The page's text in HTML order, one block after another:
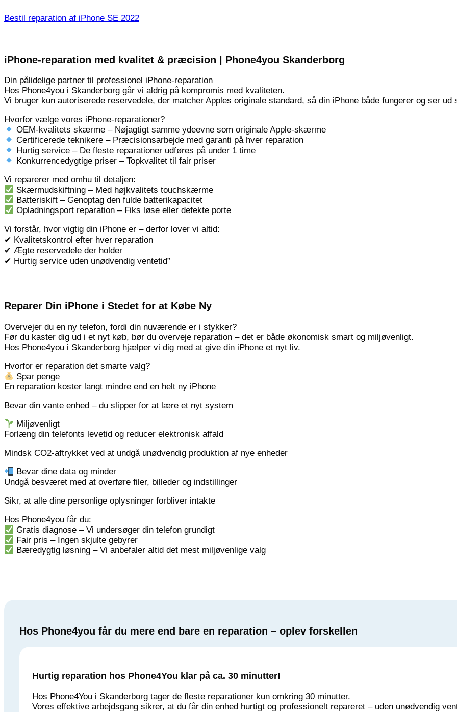
Bestil reparation af iPhone SE 2022
iPhone-reparation med kvalitet & præcision | Phone4you Skanderborg
Din pålidelige partner til professionel iPhone-reparation
Hos Phone4you i Skanderborg går vi aldrig på kompromis med kvaliteten.
Vi bruger kun autoriserede reservedele, der matcher Apples originale standard, så din iPhone både fungerer og ser ud
Hvorfor vælge vores iPhone-reparationer?
OEM-kvalitets skærme – Nøjagtigt samme ydeevne som originale Apple-skærme
Certificerede teknikere – Præcisionsarbejde med garanti på hver reparation
Hurtig service – De fleste reparationer udføres på under 1 time
Konkurrencedygtige priser – Topkvalitet til fair priser
Vi reparerer med omhu til detaljen:
Skærmudskiftning – Med højkvalitets touchskærme
Batteriskift – Genoptag den fulde batterikapacitet
Opladningsport reparation – Fiks løse eller defekte porte
Vi forstår, hvor vigtig din iPhone er – derfor lover vi altid:
✔ Kvalitetskontrol efter hver reparation
✔ Ægte reservedele der holder
✔ Hurtig service uden unødvendig ventetid”
Reparer Din iPhone i Stedet for at Købe Ny
Overvejer du en ny telefon, fordi din nuværende er i stykker?
Før du kaster dig ud i et nyt køb, bør du overveje reparation – det er både økonomisk smart og miljøvenligt.
Hos Phone4you i Skanderborg hjælper vi dig med at give din iPhone et nyt liv.
Hvorfor er reparation det smarte valg?
Spar penge
En reparation koster langt mindre end en helt ny iPhone
Bevar din vante enhed – du slipper for at lære et nyt system
Miljøvenligt
Forlæng din telefonts levetid og reducer elektronisk affald
Mindsk CO2-aftrykket ved at undgå unødvendig produktion af nye enheder
Bevar dine data og minder
Undgå besværet med at overføre filer, billeder og indstillinger
Sikr, at alle dine personlige oplysninger forbliver intakte
Hos Phone4you får du:
Gratis diagnose – Vi undersøger din telefon grundigt
Fair pris – Ingen skjulte gebyrer
Bæredygtig løsning – Vi anbefaler altid det mest miljøvenlige valg
Hos Phone4you får du mere end bare en reparation – oplev forskellen
Hurtig reparation hos Phone4You klar på ca. 30 minutter!
Hos Phone4You i Skanderborg tager de fleste reparationer kun omkring 30 minutter.
Vores effektive arbejdsgang sikrer, at du får din enhed hurtigt og professionelt repareret – uden unødvendig